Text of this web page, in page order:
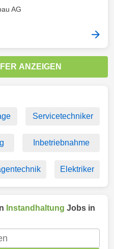
AG
ANZEIGEN
Servicetechniker
Inbetriebnahme
Elektriker
Instandhaltung Jobs in